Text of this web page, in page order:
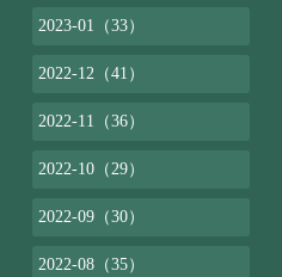
2023-01（33）
2022-12（41）
2022-11（36）
2022-10（29）
2022-09（30）
2022-08（35）